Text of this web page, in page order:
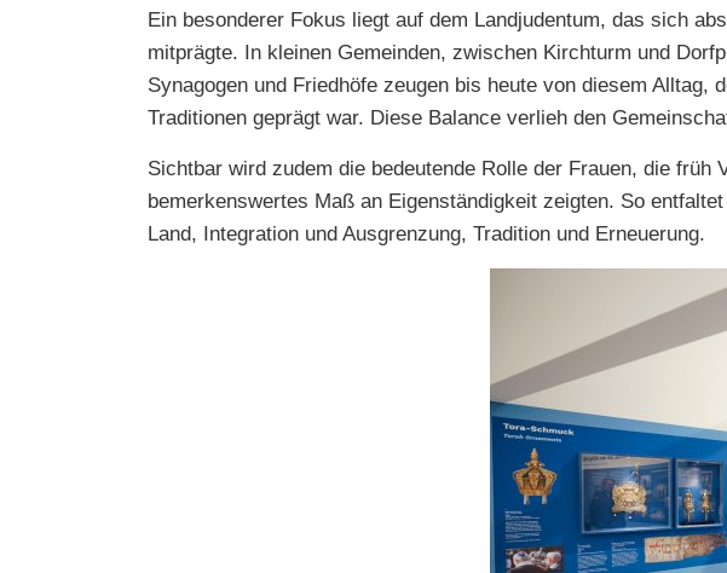
Ein besonderer Fokus liegt auf dem Landjudentum, das sich
mitprägte. In kleinen Gemeinden, zwischen Kirchturm und
Synagogen und Friedhöfe zeugen bis heute von diesem
Traditionen geprägt war. Diese Balance verlieh den
Sichtbar wird zudem die bedeutende Rolle der Frauen, die
bemerkenswertes Maß an Eigenständigkeit zeigten. So
Land, Integration und Ausgrenzung, Tradition und Erneuerung.